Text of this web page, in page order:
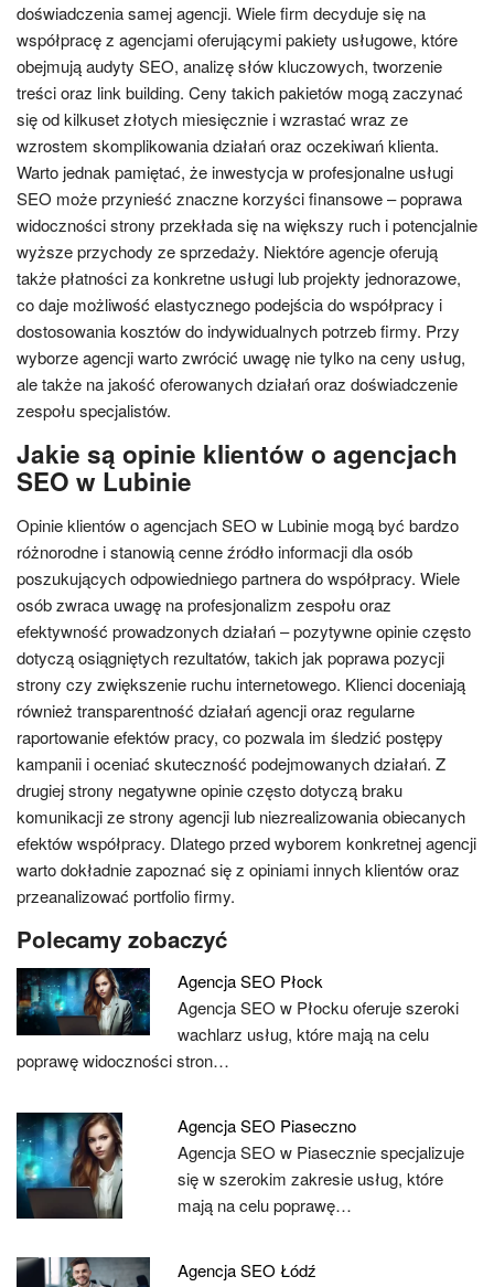
doświadczenia samej agencji. Wiele firm decyduje się na
współpracę z agencjami oferującymi pakiety usługowe, które
obejmują audyty SEO, analizę słów kluczowych, tworzenie
treści oraz link building. Ceny takich pakietów mogą zaczynać
się od kilkuset złotych miesięcznie i wzrastać wraz ze
wzrostem skomplikowania działań oraz oczekiwań klienta.
Warto jednak pamiętać, że inwestycja w profesjonalne usługi
SEO może przynieść znaczne korzyści finansowe – poprawa
widoczności strony przekłada się na większy ruch i potencjalnie
wyższe przychody ze sprzedaży. Niektóre agencje oferują
także płatności za konkretne usługi lub projekty jednorazowe,
co daje możliwość elastycznego podejścia do współpracy i
dostosowania kosztów do indywidualnych potrzeb firmy. Przy
wyborze agencji warto zwrócić uwagę nie tylko na ceny usług,
ale także na jakość oferowanych działań oraz doświadczenie
zespołu specjalistów.
Jakie są opinie klientów o agencjach
SEO w Lubinie
Opinie klientów o agencjach SEO w Lubinie mogą być bardzo
różnorodne i stanowią cenne źródło informacji dla osób
poszukujących odpowiedniego partnera do współpracy. Wiele
osób zwraca uwagę na profesjonalizm zespołu oraz
efektywność prowadzonych działań – pozytywne opinie często
dotyczą osiągniętych rezultatów, takich jak poprawa pozycji
strony czy zwiększenie ruchu internetowego. Klienci doceniają
również transparentność działań agencji oraz regularne
raportowanie efektów pracy, co pozwala im śledzić postępy
kampanii i oceniać skuteczność podejmowanych działań. Z
drugiej strony negatywne opinie często dotyczą braku
komunikacji ze strony agencji lub niezrealizowania obiecanych
efektów współpracy. Dlatego przed wyborem konkretnej agencji
warto dokładnie zapoznać się z opiniami innych klientów oraz
przeanalizować portfolio firmy.
Polecamy zobaczyć
Agencja SEO Płock
Agencja SEO w Płocku oferuje szeroki
wachlarz usług, które mają na celu
poprawę widoczności stron…
Agencja SEO Piaseczno
Agencja SEO w Piasecznie specjalizuje
się w szerokim zakresie usług, które
mają na celu poprawę…
Agencja SEO Łódź